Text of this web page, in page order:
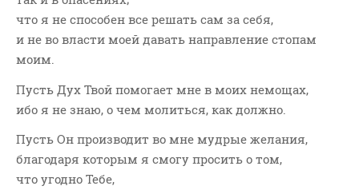
Информация
История-Свидетельство
Книга "Второе Пришествие
Мини-Проповеди
Музыка-Видео
что я не способен все решать сам за себя,
и не во власти моей давать направление стопам
моим.
Пусть Дух Твой помогает мне в моих немощах,
ибо я не знаю, о чем молиться, как должно.
Пусть Он производит во мне мудрые желания,
благодаря которым я смогу просить о том,
что угодно Тебе,